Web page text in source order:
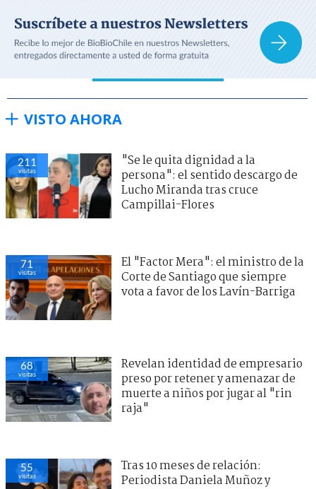
VISTO AHORA
211
visitas
"Se le quita dignidad a la
persona": el sentido descargo de
Lucho Miranda tras cruce
Campillai-Flores
71
visitas
El "Factor Mera": el ministro de la
Corte de Santiago que siempre
vota a favor de los Lavín-Barriga
68
visitas
Revelan identidad de empresario
preso por retener y amenazar de
muerte a niños por jugar al "rin
raja"
55
visitas
Tras 10 meses de relación:
Periodista Daniela Muñoz y